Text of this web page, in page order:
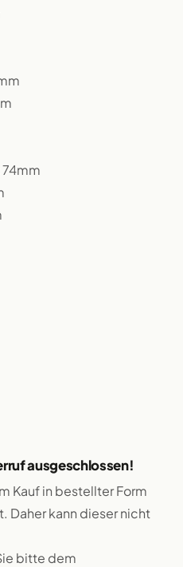
ausgeschlossen!
Kauf in bestellter Form
Daher kann dieser nicht
bitte dem